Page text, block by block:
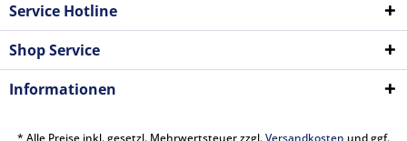
Service Hotline
Shop Service
Informationen